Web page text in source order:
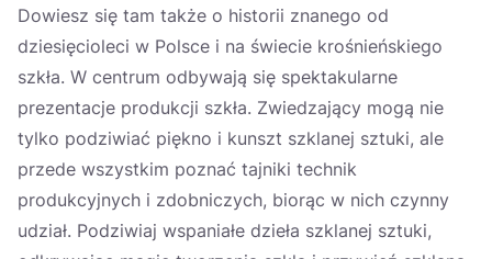
Dowiesz się tam także o historii znanego od
dziesięcioleci w Polsce i na świecie krośnieńskiego
szkła. W centrum odbywają się spektakularne
prezentacje produkcji szkła. Zwiedzający mogą nie
tylko podziwiać piękno i kunszt szklanej sztuki, ale
przede wszystkim poznać tajniki technik
produkcyjnych i zdobniczych, biorąc w nich czynny
udział. Podziwiaj wspaniałe dzieła szklanej sztuki,